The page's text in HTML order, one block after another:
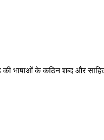
भाषाओं के कठिन शब्द और